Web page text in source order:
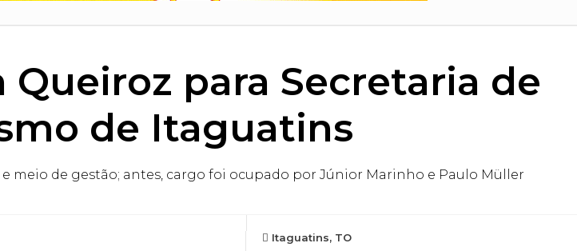
para Secretaria de
de Itaguatins
meio de gestão; antes, cargo foi ocupado por Júnior Marinho e Paulo Müller
Itaguatins, TO